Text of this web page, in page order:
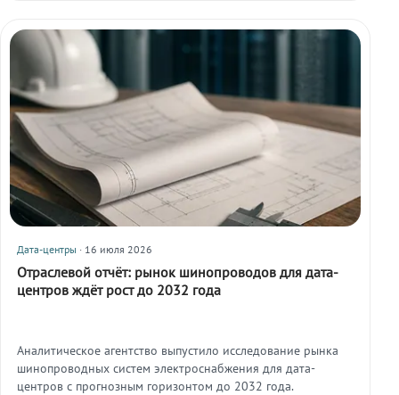
Дата-центры · 16 июля 2026
Отраслевой отчёт: рынок шинопроводов для дата-
центров ждёт рост до 2032 года
Аналитическое агентство выпустило исследование рынка
шинопроводных систем электроснабжения для дата-
центров с прогнозным горизонтом до 2032 года.